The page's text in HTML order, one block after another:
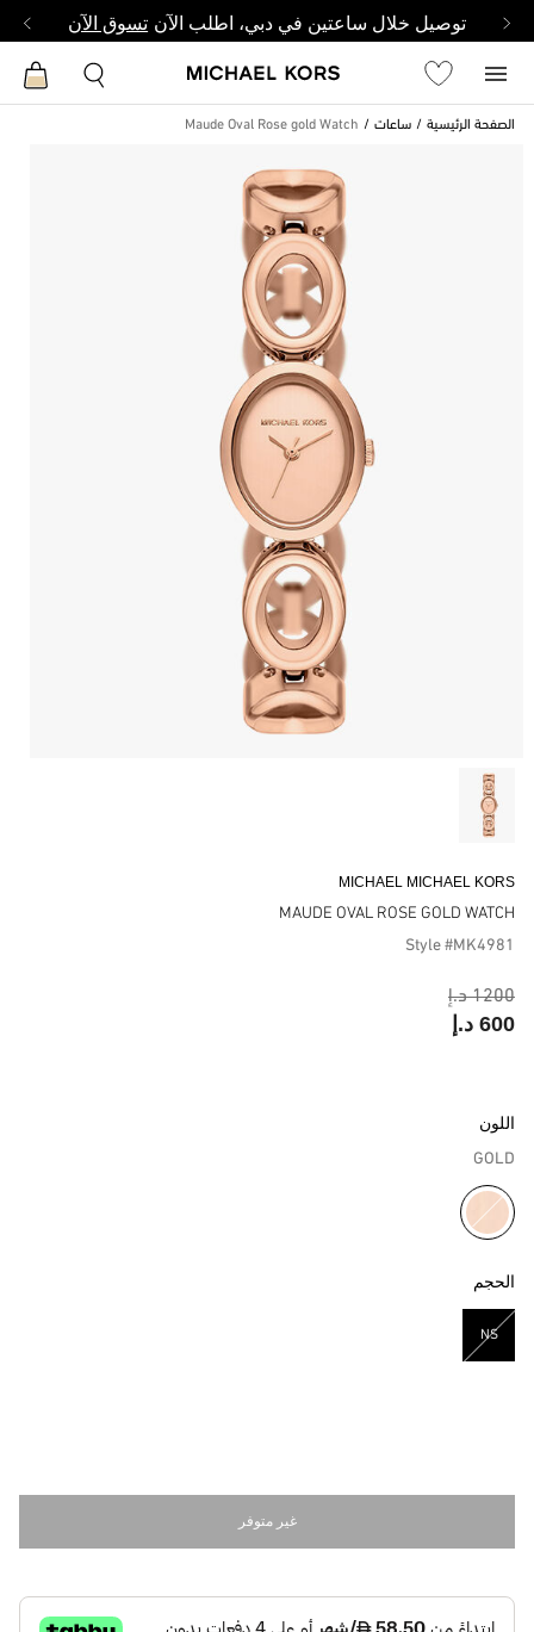
توصيل خلال ساعتين في دبي، اطلب الآن تسوق الآن
الصفحة الرئيسية ساعات Maude Oval Rose gold Watch
MICHAEL MICHAEL KORS
MAUDE OVAL ROSE GOLD WATCH
Style #MK4981
1200 د.إ
600 د.إ
اللون
GOLD
مختار
الحجم
NS
مختار
غير متوفر